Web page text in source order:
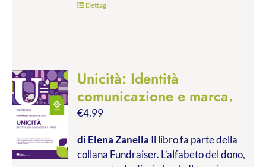
Dettagli
Unicità: Identità
comunicazione e marca.
€4.99
di Elena Zanella Il libro fa parte della
collana Fundraiser. L’alfabeto del dono,